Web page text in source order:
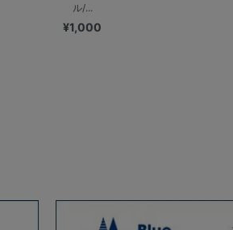
ル/...
¥1,000